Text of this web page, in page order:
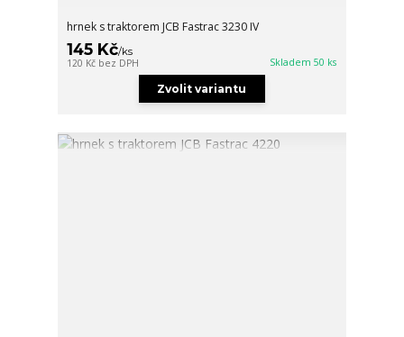
hrnek s traktorem JCB Fastrac 3230 IV
145 Kč/ks
120 Kč bez DPH Skladem 50 ks
Zvolit variantu